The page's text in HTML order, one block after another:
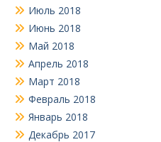
Июль 2018
Июнь 2018
Май 2018
Апрель 2018
Март 2018
Февраль 2018
Январь 2018
Декабрь 2017